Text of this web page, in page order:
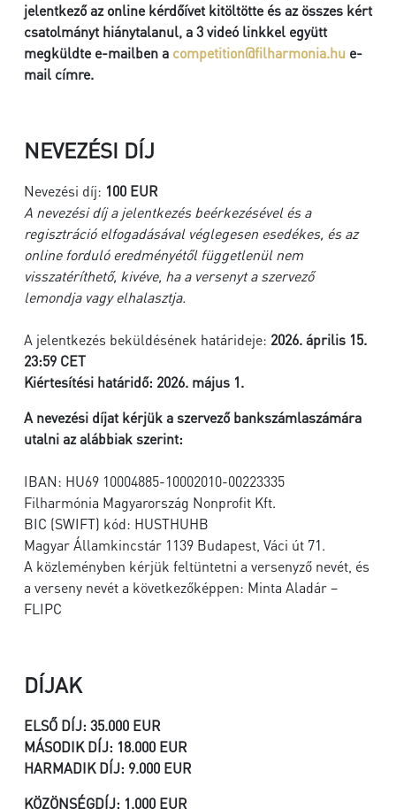
jelentkező az online kérdőívet kitöltötte és az összes kért
csatolmányt hiánytalanul, a 3 videó linkkel együtt
megküldte e-mailben a competition@filharmonia.hu e-
mail címre.
NEVEZÉSI DÍJ
Nevezési díj: 100 EUR
A nevezési díj a jelentkezés beérkezésével és a
regisztráció elfogadásával véglegesen esedékes, és az
online forduló eredményétől függetlenül nem
visszatéríthető, kivéve, ha a versenyt a szervező
lemondja vagy elhalasztja.
A jelentkezés beküldésének határideje: 2026. április 15.
23:59 CET
Kiértesítési határidő: 2026. május 1.
A nevezési díjat kérjük a szervező bankszámlaszámára
utalni az alábbiak szerint:
IBAN: HU69 10004885-10002010-00223335
Filharmónia Magyarország Nonprofit Kft.
BIC (SWIFT) kód: HUSTHUHB
Magyar Államkincstár 1139 Budapest, Váci út 71.
A közleményben kérjük feltüntetni a versenyző nevét, és
a verseny nevét a következőképpen: Minta Aladár –
FLIPC
DÍJAK
ELSŐ DÍJ: 35.000 EUR
MÁSODIK DÍJ: 18.000 EUR
HARMADIK DÍJ: 9.000 EUR
KÖZÖNSÉGDÍJ: 1.000 EUR